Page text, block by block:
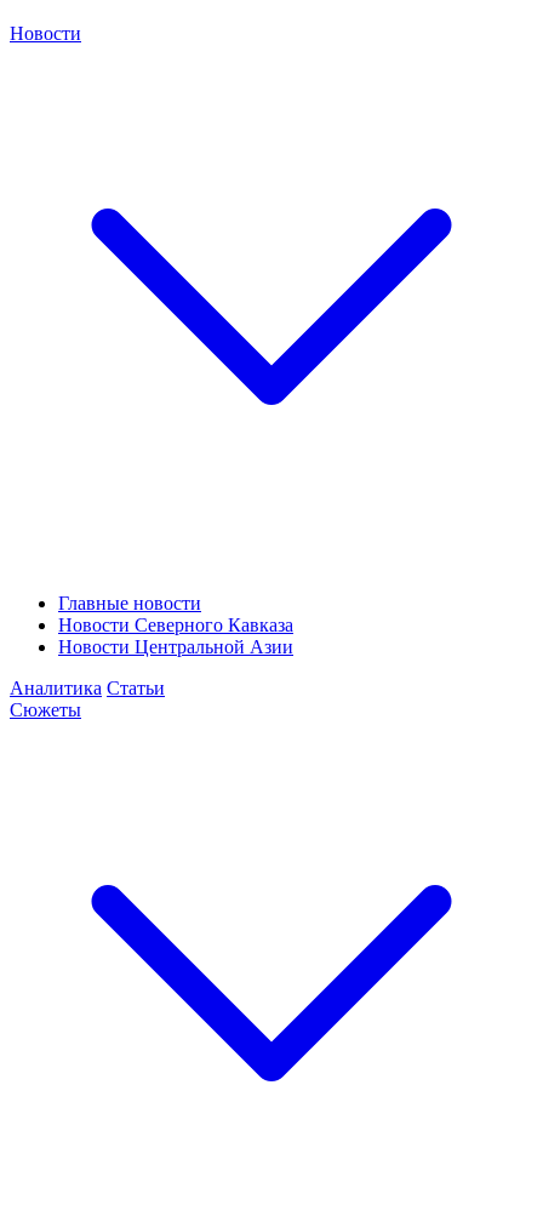
Новости
Главные новости
Новости Северного Кавказа
Новости Центральной Азии
Аналитика Статьи
Сюжеты